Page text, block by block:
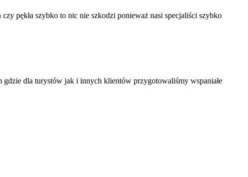
pękła szybko to nic nie szkodzi ponieważ nasi specjaliści szybko
gdzie dla turystów jak i innych klientów przygotowaliśmy wspaniałe